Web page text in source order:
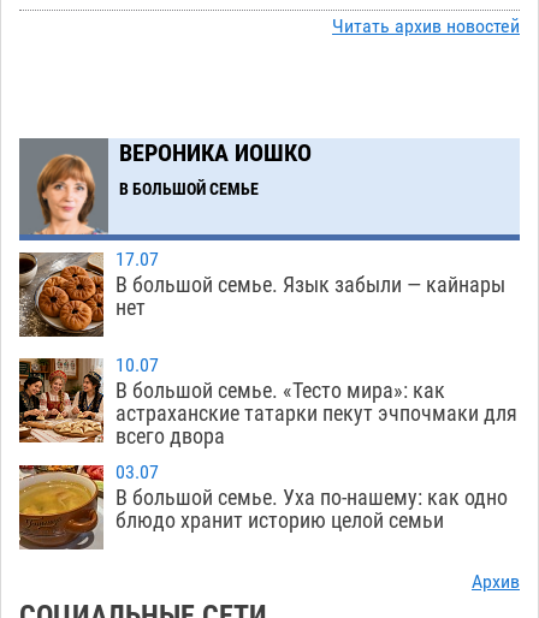
08.08 575
08.08 376
10:51
Фаворитская ноша: астраханские
гандболисты крупно проиграли пермякам
09:00
Лидеры чеченской диаспоры в Астрахани
осудили выходку молодого лихача с улицы
Никольской
18:00
Завтра астраханцы проведут день в режиме
экстремальной температурной нагрузки
17:09
Астраханский котлован с мусором угрожает
плодородию Харабалинского района
582
Читать архив новостей
ВЕРОНИКА ИОШКО
В БОЛЬШОЙ СЕМЬЕ
17.07
В большой семье. Язык забыли — кайнары
нет
10.07
В большой семье. «Тесто мира»: как
астраханские татарки пекут эчпочмаки для
всего двора
03.07
В большой семье. Уха по-нашему: как одно
блюдо хранит историю целой семьи
Архив